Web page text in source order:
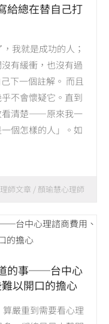
給總在替自己打
我就是成功的人；
有緩衝，也沒有過
下一個註解。 而且
不會懷疑它。直到
看清楚——原來我一
個怎樣的人」。如
師文章 / 顏瑜慧心理師
的事──台中心
以開口的擔心
嚴重到需要看心理